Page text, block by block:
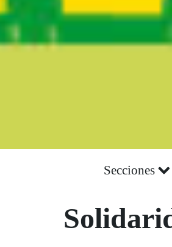
Secciones